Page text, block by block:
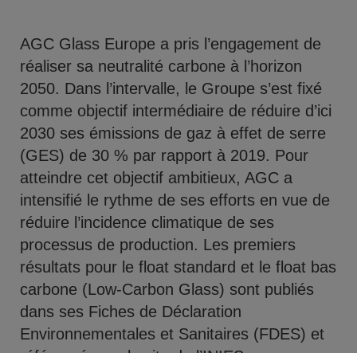
AGC Glass Europe a pris l’engagement de
réaliser sa neutralité carbone à l’horizon
2050. Dans l’intervalle, le Groupe s’est fixé
comme objectif intermédiaire de réduire d’ici
2030 ses émissions de gaz à effet de serre
(GES) de 30 % par rapport à 2019. Pour
atteindre cet objectif ambitieux, AGC a
intensifié le rythme de ses efforts en vue de
réduire l’incidence climatique de ses
processus de production. Les premiers
résultats pour le float standard et le float bas
carbone (Low-Carbon Glass) sont publiés
dans ses Fiches de Déclaration
Environnementales et Sanitaires (FDES) et